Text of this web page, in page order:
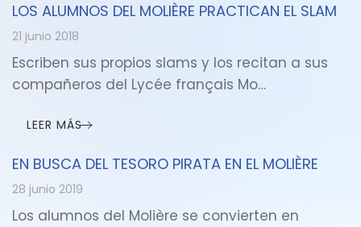
LOS ALUMNOS DEL MOLIÈRE PRACTICAN EL SLAM
21 junio 2018
Escriben sus propios slams y los recitan a sus
compañeros del Lycée français Mo…
LEER MÁS
EN BUSCA DEL TESORO PIRATA EN EL MOLIÈRE
28 junio 2019
Los alumnos del Molière se convierten en